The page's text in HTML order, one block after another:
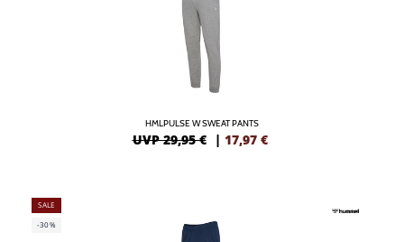
HMLPULSE W SWEAT PANTS
UVP 29,95 € | 17,97 €
SALE
-30%